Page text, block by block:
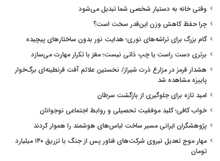
وقتی خانه به دستیار شخصی شما تبدیل می‌شود
چرا حفظ کاهش وزن این‌قدر سخت است؟
گام بزرگ برای تراشه‌های نوری؛ هدایت نور بدون ساختارهای پیچیده
برتری دست راست یا چپ ذاتی نیست؛ مغز با تکرار مهارت می‌سازد
هشدار قرمز در مزارع ذرت شیراز/ نخستین علائم آفت قرنطینه‌ای برگ‌خوار
پاییزه مشاهده شد
امید تازه برای جلوگیری از بازگشت سرطان
خواب کافی؛ کلید موفقیت تحصیلی و روابط اجتماعی نوجوانان
پژوهشگران ایرانی مسیر ساخت لباس‌های هوشمند را هموار کردند
مهار موج تعدیل نیروی شرکت‌های فناور پس از جنگ با تزریق ۱۴۰ میلیارد
تومان